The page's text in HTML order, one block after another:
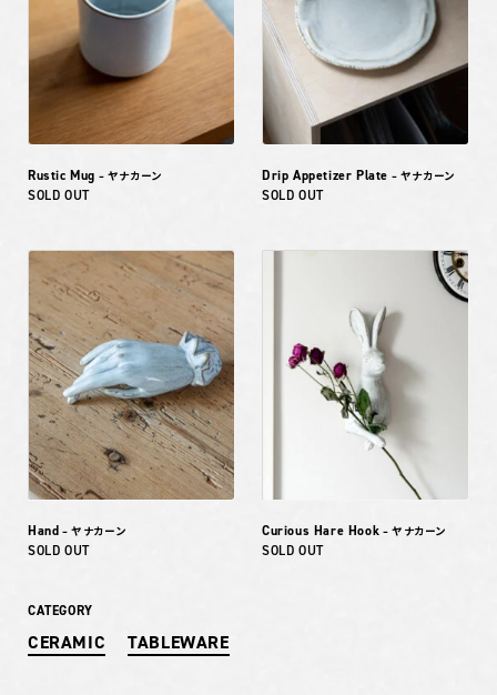
Rustic Mug – ヤナカーン
SOLD OUT
Drip Appetizer Plate – ヤナカーン
SOLD OUT
Hand – ヤナカーン
SOLD OUT
Curious Hare Hook – ヤナカーン
SOLD OUT
CATEGORY
CERAMIC TABLEWARE